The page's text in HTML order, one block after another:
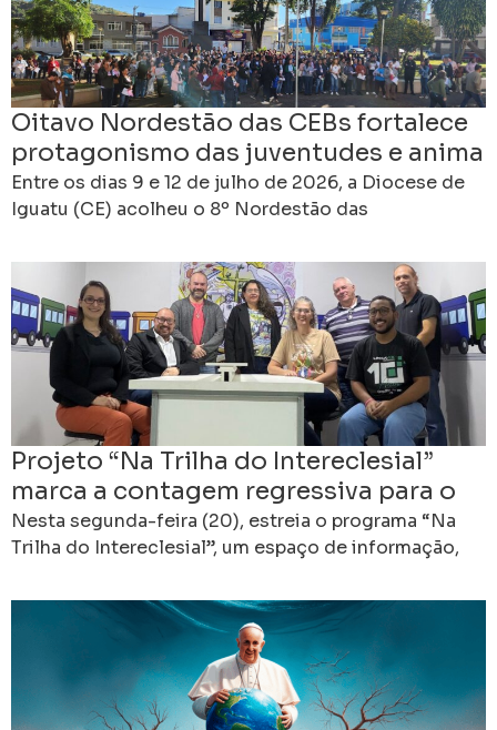
Oitavo Nordestão das CEBs fortalece
protagonismo das juventudes e anima
caminhada rumo ao 16º Intereclesial
Entre os dias 9 e 12 de julho de 2026, a Diocese de
Iguatu (CE) acolheu o 8º Nordestão das
Projeto “Na Trilha do Intereclesial”
marca a contagem regressiva para o
16º Intereclesial das CEBs
Nesta segunda-feira (20), estreia o programa “Na
Trilha do Intereclesial”, um espaço de informação,
preparativos do 16º